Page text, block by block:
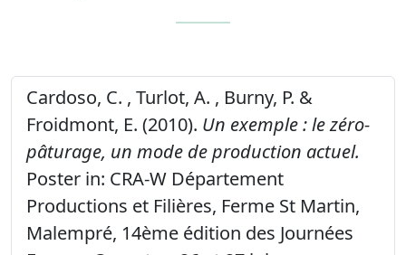
Cardoso, C. , Turlot, A. , Burny, P. &
Froidmont, E. (2010). Un exemple : le zéro-
pâturage, un mode de production actuel.
Poster in: CRA-W Département
Productions et Filières, Ferme St Martin,
Malempré, 14ème édition des Journées